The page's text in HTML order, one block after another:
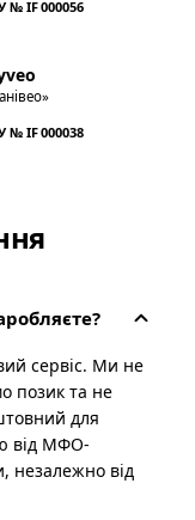
№ IF 000056
№ IF 000038
сервіс. Ми не
позик та не
для
від МФО-
незалежно від